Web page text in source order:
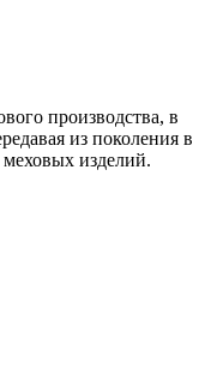
производства, в
из поколения в
изделий.